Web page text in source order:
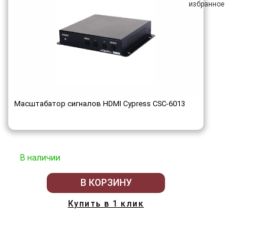
Масштабатор сигналов HDMI Cypress CSC-6013
В наличии
В КОРЗИНУ
Купить в 1 клик